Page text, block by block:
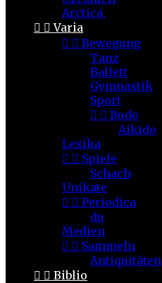
Arctica,
  Varia
  Bewegung
Tanz
Ballett
Gymnastik
Sport
  Budo
Aikido
Lexika
  Spiele
Schach
Unikate
  Periodica
du
Medien
  Sammeln
Antiquitäten
  Biblio